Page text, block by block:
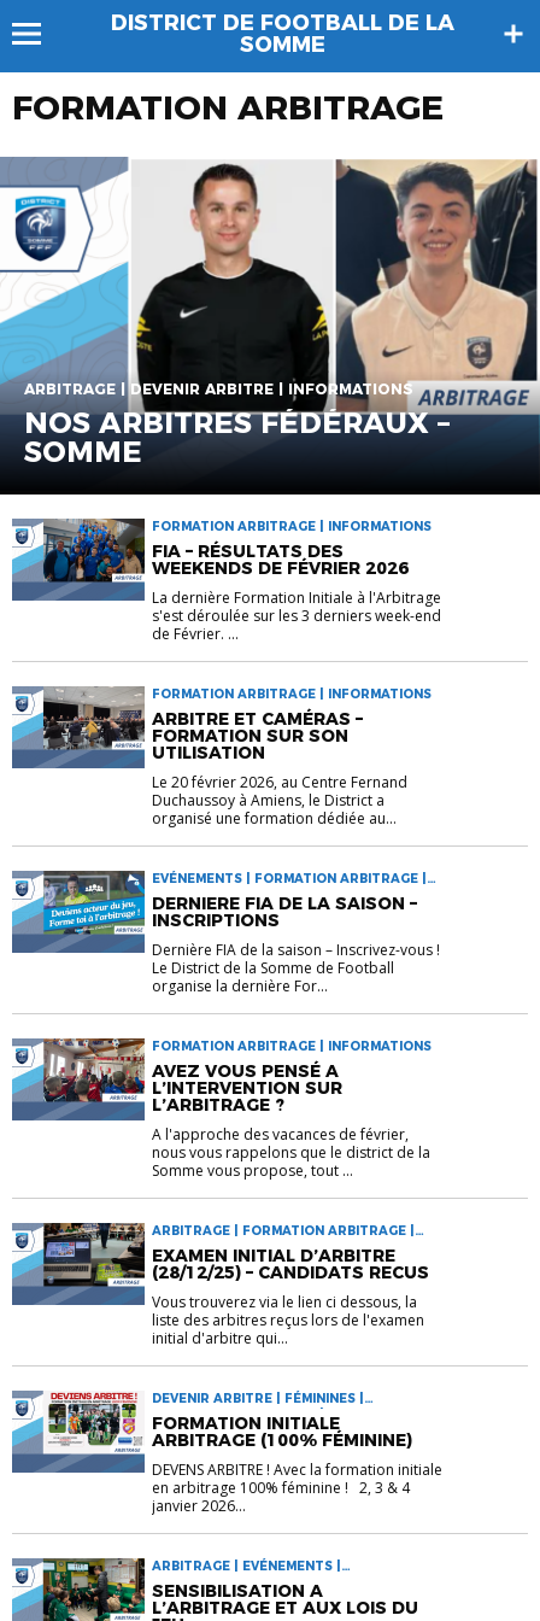
DISTRICT DE FOOTBALL DE LA
SOMME
FORMATION ARBITRAGE
ARBITRAGE | DEVENIR ARBITRE | INFORMATIONS
NOS ARBITRES FÉDÉRAUX –
SOMME
FORMATION ARBITRAGE | INFORMATIONS
FIA – RÉSULTATS DES
WEEKENDS DE FÉVRIER 2026
La dernière Formation Initiale à l'Arbitrage
s'est déroulée sur les 3 derniers week-end
de Février. ...
FORMATION ARBITRAGE | INFORMATIONS
ARBITRE ET CAMÉRAS –
FORMATION SUR SON
UTILISATION
Le 20 février 2026, au Centre Fernand
Duchaussoy à Amiens, le District a
organisé une formation dédiée au...
EVÉNEMENTS | FORMATION ARBITRAGE |
INFORMATIONS
DERNIERE FIA DE LA SAISON –
INSCRIPTIONS
Dernière FIA de la saison – Inscrivez-vous !
Le District de la Somme de Football
organise la dernière For...
FORMATION ARBITRAGE | INFORMATIONS
AVEZ VOUS PENSÉ A
L’INTERVENTION SUR
L’ARBITRAGE ?
A l'approche des vacances de février,
nous vous rappelons que le district de la
Somme vous propose, tout ...
ARBITRAGE | FORMATION ARBITRAGE |
INFORMATIONS
EXAMEN INITIAL D’ARBITRE
(28/12/25) – CANDIDATS RECUS
Vous trouverez via le lien ci dessous, la
liste des arbitres reçus lors de l'examen
initial d'arbitre qui...
DEVENIR ARBITRE | FÉMININES |
FORMATION ARBITRAGE | INFORMATIONS
FORMATION INITIALE
ARBITRAGE (100% FÉMININE)
DEVENS ARBITRE ! Avec la formation initiale
en arbitrage 100% féminine ! 2, 3 & 4
janvier 2026...
ARBITRAGE | EVÉNEMENTS |
INFORMATIONS
SENSIBILISATION A
L’ARBITRAGE ET AUX LOIS DU